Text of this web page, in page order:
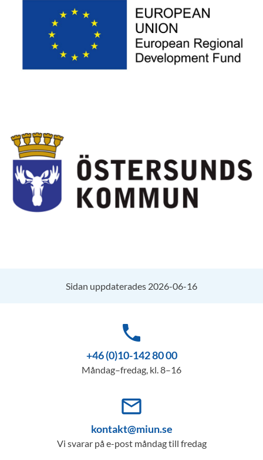
Sidan uppdaterades 2026-06-16
phone
+46 (0)10-142 80 00
Måndag–fredag, kl. 8–16
mail_outline
kontakt@miun.se
Vi svarar på e-post måndag till fredag